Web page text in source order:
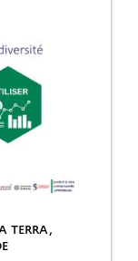
TERRA,